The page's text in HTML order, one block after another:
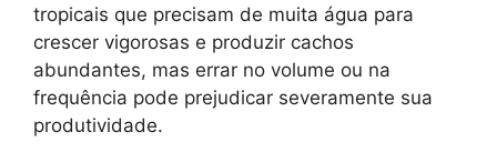
tropicais que precisam de muita água para
crescer vigorosas e produzir cachos
abundantes, mas errar no volume ou na
frequência pode prejudicar severamente sua
produtividade.